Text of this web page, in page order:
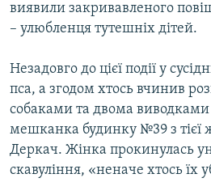
виявили закривавленого
– улюбленця тутешніх дітей.
Незадовго до цієї події у
пса, а згодом хтось вчинив
собаками та двома виводками
мешканка будинку №39 з тієї
Деркач. Жінка прокинулась
скавуління, «неначе хтось їх